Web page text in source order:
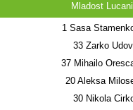
Mladost
1Sasa
33Zarko
37Mihailo
20Aleksa
30Nikola